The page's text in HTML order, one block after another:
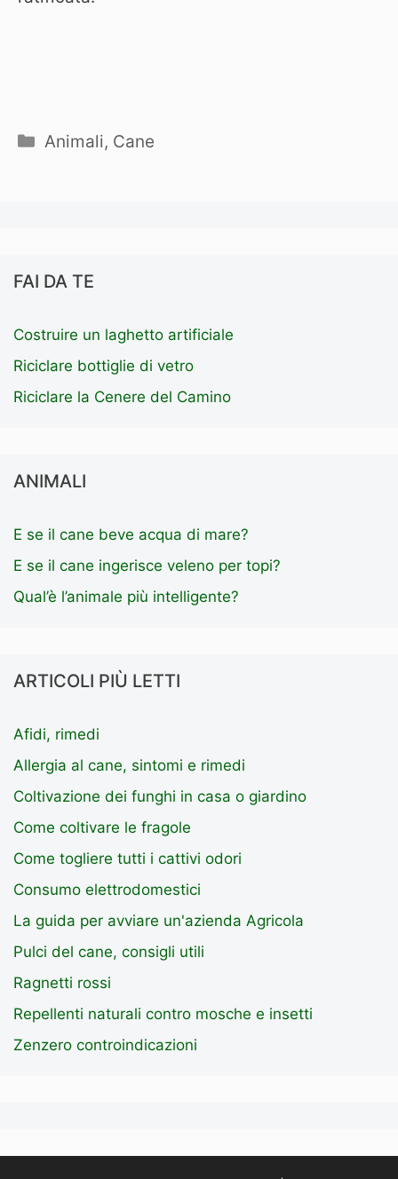
Categorie
Animali, Cane
FAI DA TE
Costruire un laghetto artificiale
Riciclare bottiglie di vetro
Riciclare la Cenere del Camino
ANIMALI
E se il cane beve acqua di mare?
E se il cane ingerisce veleno per topi?
Qual’è l’animale più intelligente?
ARTICOLI PIÙ LETTI
Afidi, rimedi
Allergia al cane, sintomi e rimedi
Coltivazione dei funghi in casa o giardino
Come coltivare le fragole
Come togliere tutti i cattivi odori
Consumo elettrodomestici
La guida per avviare un'azienda Agricola
Pulci del cane, consigli utili
Ragnetti rossi
Repellenti naturali contro mosche e insetti
Zenzero controindicazioni